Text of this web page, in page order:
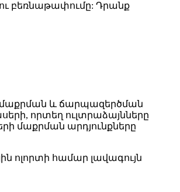
ու բեռնաթափումը: Դրանք
մաքրման և ճարպազերծման
որտեղ ուլտրաձայնները
մաքրման արդյունքները
ոլորտի համար լավագույն